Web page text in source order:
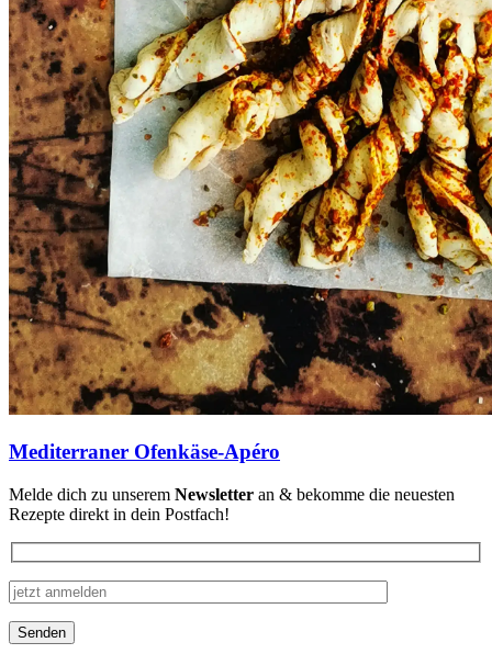
Mediterraner Ofenkäse-Apéro
Melde dich zu unserem Newsletter an & bekomme die neuesten
Rezepte direkt in dein Postfach!